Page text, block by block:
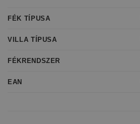
FÉK TÍPUSA
VILLA TÍPUSA
FÉKRENDSZER
EAN